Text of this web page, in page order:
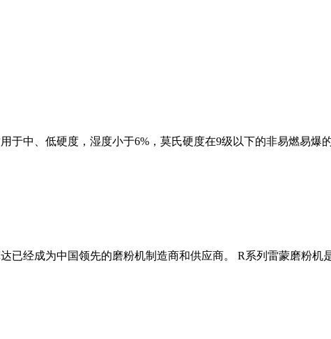
于中、低硬度，湿度小于6%，莫氏硬度在9级以下的非易燃易爆
已经成为中国领先的磨粉机制造商和供应商。 R系列雷蒙磨粉